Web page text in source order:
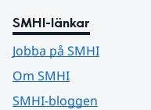
SMHI-länkar
Jobba på SMHI
Om SMHI
SMHI-bloggen